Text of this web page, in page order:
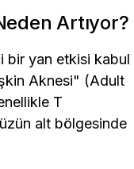
Artıyor?
bir yan etkisi kabul
Aknesi" (Adult
T
alt bölgesinde